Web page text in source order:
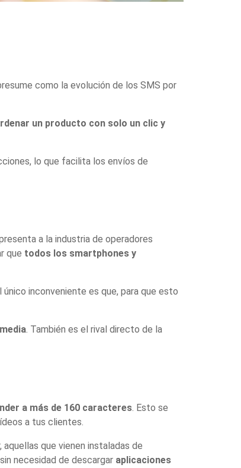
como la evolución de los SMS por
un producto con solo un clic y
lo que facilita los envíos de
a la industria de operadores
que todos los smartphones y
inconveniente es que, para que esto
. También es el rival directo de la
a más de 160 caracteres. Esto se
a tus clientes.
que vienen instaladas de
necesidad de descargar aplicaciones